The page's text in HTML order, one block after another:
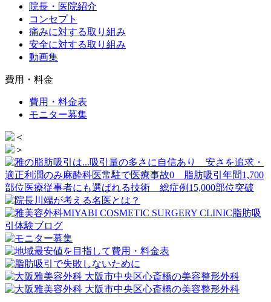
院長・医院紹介
コンセプト
痛みに対する取り組み
安全に対する取り組み
動画集
費用・料金
費用・料金表
モニター募集